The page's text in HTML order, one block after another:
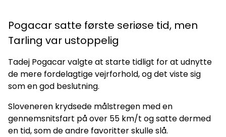
Pogacar satte første seriøse tid, men
Tarling var ustoppelig
Tadej Pogacar valgte at starte tidligt for at udnytte
de mere fordelagtige vejrforhold, og det viste sig
som en god beslutning.
Sloveneren krydsede målstregen med en
gennemsnitsfart på over 55 km/t og satte dermed
en tid, som de andre favoritter skulle slå.